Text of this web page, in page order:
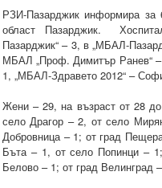
РЗИ-Пазарджик информира за
област Пазарджик.
Пазарджик“ – 3, в „МБАЛ-
МБАЛ „Проф. Димитър Ранев“
1, „МБАЛ-Здравето 2012“ –
Жени – 29, на възраст от 28
село Драгор – 2, от село
Добровница – 1; от град
Бъта – 1, от село Попинци –
Белово – 1; от град Велинград